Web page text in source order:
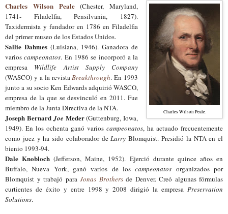
Charles Wilson Peale.
Charles Wilson Peale(Chester, Maryland,
1741- Filadelfia, Pensilvania, 1827).
Taxidermista y fundador en 1786 en Filadelfia
del primer museo de los Estados Unidos.
Sallie Dahmes (Luisiana, 1946). Ganadorade
varioscampeonatos. En 1986 se incorporó a la
empresa Wildlife Artist Supply Company
(WASCO) y a la revista Breakthrough. En 1993
junto a su socio Ken Edwards adquirió WASCO,
empresa de la que se desvinculó en 2011. Fue
miembro de la Junta Directiva de la NTA.
Joseph Bernard Joe Meder(Guttenburg, Iowa,
1949). En los ochenta ganó varios campeonatos, ha actuado frecuentemente
como juezy ha sido colaborador de Larry Blomquist. Presidió la NTA en el
bienio 1993-94.
Dale Knobloch (Jefferson, Maine, 1952). Ejerció durante quince años en
Buffalo, Nueva York, ganó varios de loscampeonatos organizados por
Blomquist y trabajó para Jonas Brothersde Denver. Creó algunas fórmulas
curtientes de éxito y entre 1998 y 2008 dirigió la empresa Preservation
Solutions.